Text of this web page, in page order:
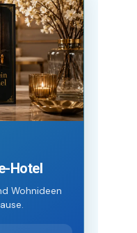
Hotel
Wohnideen